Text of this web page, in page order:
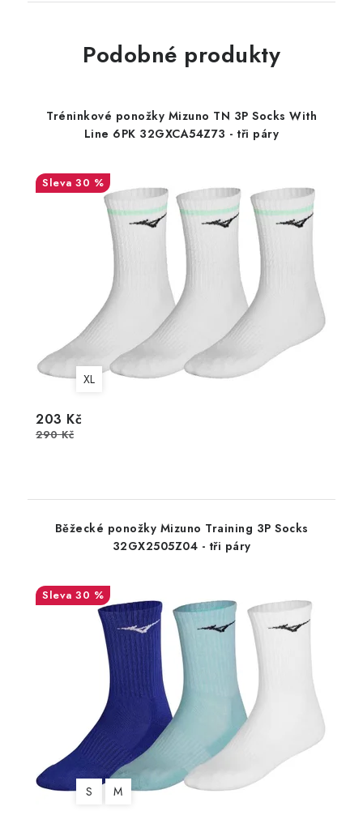
Podobné produkty
Tréninkové ponožky Mizuno TN 3P Socks With
Line 6PK 32GXCA54Z73 - tři páry
30 %
XL
203 Kč
290 Kč
Běžecké ponožky Mizuno Training 3P Socks
32GX2505Z04 - tři páry
30 %
S M